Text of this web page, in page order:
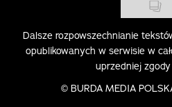
Dalsze rozpowszechnianie
opublikowanych w serwisie w
uprzedniej
© BURDA MEDIA